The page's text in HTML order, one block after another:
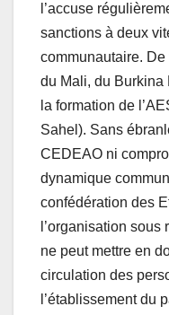
l’accuse
sanctions à deux
communautaire. De
du Mali, du Burkina
la formation de
Sahel). Sans
CEDEAO ni
dynamique
confédération des
l’organisation
ne peut mettre en
circulation des
l’établissement du